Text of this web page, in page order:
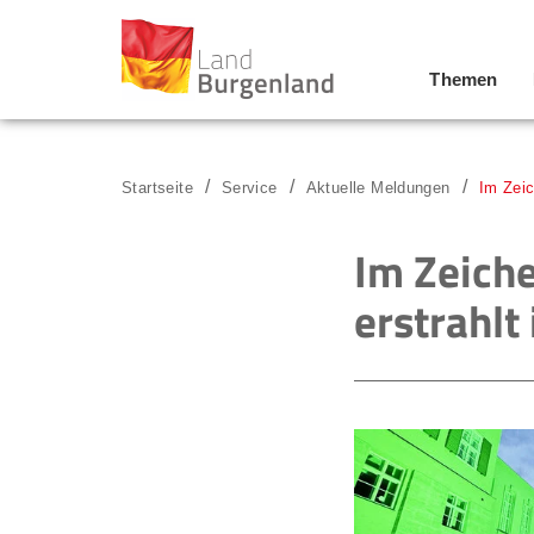
Zum Inhalt
Zum Menü
Zur Suche
Themen
Startseite Service Aktuelle Meldungen Im
Im
erstrahlt